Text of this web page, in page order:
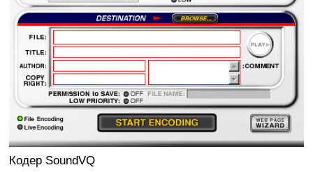
Кодер SoundVQ